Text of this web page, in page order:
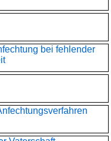
bei fehlender